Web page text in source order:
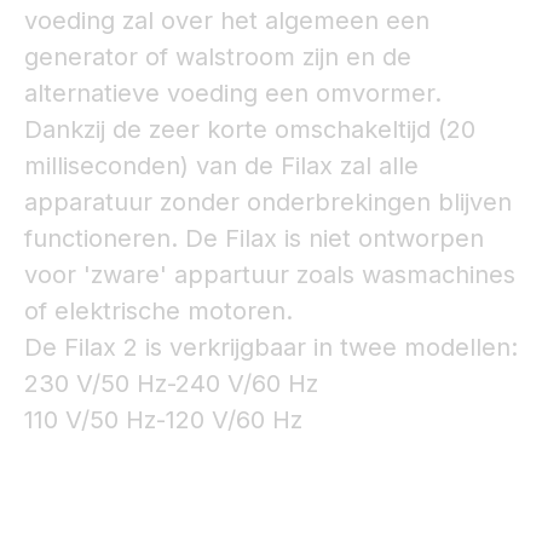
voeding zal over het algemeen een
generator of walstroom zijn en de
alternatieve voeding een omvormer.
Dankzij de zeer korte omschakeltijd (20
milliseconden) van de Filax zal alle
apparatuur zonder onderbrekingen blijven
functioneren. De Filax is niet ontworpen
voor 'zware' appartuur zoals wasmachines
of elektrische motoren.
De Filax 2 is verkrijgbaar in twee modellen:
230 V/50 Hz-240 V/60 Hz
110 V/50 Hz-120 V/60 Hz